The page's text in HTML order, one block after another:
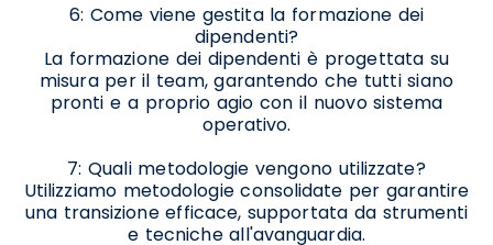
6: Come viene gestita la formazione dei
dipendenti?
La formazione dei dipendenti è progettata su
misura per il team, garantendo che tutti siano
pronti e a proprio agio con il nuovo sistema
operativo.
7: Quali metodologie vengono utilizzate?
Utilizziamo metodologie consolidate per garantire
una transizione efficace, supportata da strumenti
e tecniche all'avanguardia.